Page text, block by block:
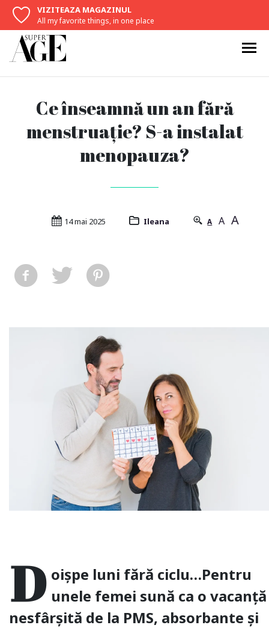
VIZITEAZA MAGAZINUL
All my favorite things, in one place
Ce înseamnă un an fără
menstruație? S-a instalat
menopauza?
14 mai 2025 Ileana A A A
D oișpe luni fără ciclu…Pentru
unele femei sună ca o vacanță
nesfârșită de la PMS, absorbante și